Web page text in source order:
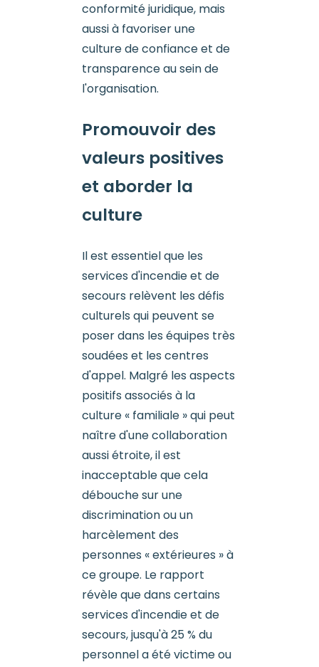
conformité juridique, mais
aussi à favoriser une
culture de confiance et de
transparence au sein de
l'organisation.
Promouvoir des
valeurs positives
et aborder la
culture
Il est essentiel que les
services d'incendie et de
secours relèvent les défis
culturels qui peuvent se
poser dans les équipes très
soudées et les centres
d'appel. Malgré les aspects
positifs associés à la
culture « familiale » qui peut
naître d'une collaboration
aussi étroite, il est
inacceptable que cela
débouche sur une
discrimination ou un
harcèlement des
personnes « extérieures » à
ce groupe. Le rapport
révèle que dans certains
services d'incendie et de
secours, jusqu'à 25 % du
personnel a été victime ou